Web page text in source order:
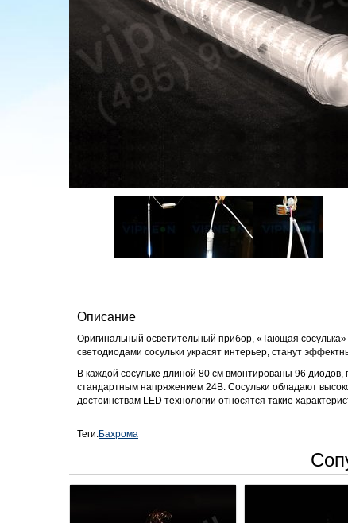
Описание
Оригинальный осветительный прибор, «Тающая
светодиодами сосульки украсят интерьер, станут
В каждой сосульке длиной 80 см вмонтированы 96
стандартным напряжением 24В. Сосульки обладают
достоинствам LED технологии относятся такие
Теги:Бахрома